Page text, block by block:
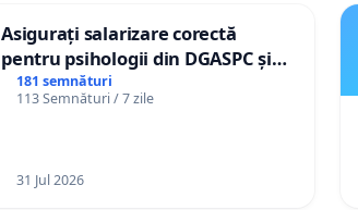
Asigurați salarizare corectă
pentru psihologii din DGASPC și
spitale
181 semnături
113 Semnături / 7 zile
31 Jul 2026